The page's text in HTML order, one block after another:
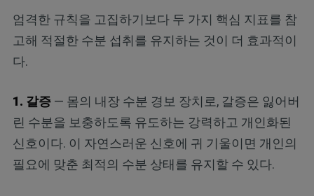
엄격한 규칙을 고집하기보다 두 가지 핵심 지표를 참
고해 적절한 수분 섭취를 유지하는 것이 더 효과적이
다.
1. 갈증— 몸의 내장 수분 경보 장치로, 갈증은 잃어버
린 수분을 보충하도록 유도하는 강력하고 개인화된
신호이다. 이 자연스러운 신호에 귀 기울이면 개인의
필요에 맞춘 최적의 수분 상태를 유지할 수 있다.